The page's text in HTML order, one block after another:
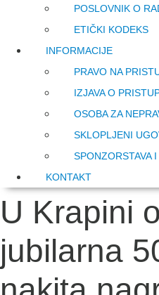
POSLOVNIK O
ETIČKI KODEKS
INFORMACIJE
PRAVO NA
IZJAVA O
OSOBA ZA
SKLOPLJENI
SPONZORSTAVA
KONTAKT
U Krapini
jubilarna